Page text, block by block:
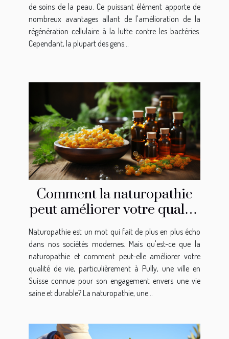
de soins de la peau. Ce puissant élément apporte de
nombreux avantages allant de l'amélioration de la
régénération cellulaire à la lutte contre les bactéries.
Cependant, la plupart des gens...
Comment la naturopathie
peut améliorer votre qualité
de vie à Pully
Naturopathie est un mot qui fait de plus en plus écho
dans nos sociétés modernes. Mais qu'est-ce que la
naturopathie et comment peut-elle améliorer votre
qualité de vie, particulièrement à Pully, une ville en
Suisse connue pour son engagement envers une vie
saine et durable? La naturopathie, une...